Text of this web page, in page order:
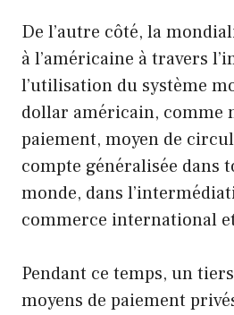
De l’autre côté, la
à l’américaine à travers
l’utilisation du système
dollar américain, comme
paiement, moyen de
compte généralisée dans
monde, dans
commerce international
Pendant ce temps, un
moyens de paiement